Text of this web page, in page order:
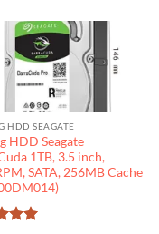
HDD SEAGATE
HDD Seagate
1TB, 3.5 inch,
SATA, 256MB Cache